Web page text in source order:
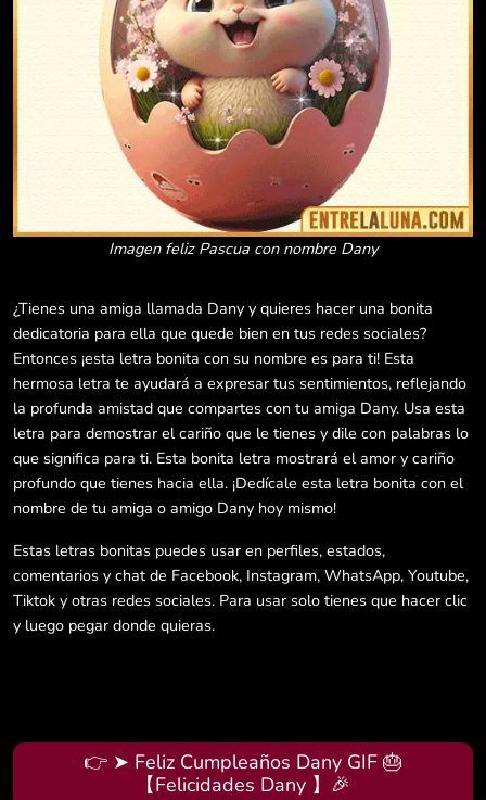
Imagen feliz Pascua con nombre Dany
¿Tienes una amiga llamada Dany y quieres hacer una bonita
dedicatoria para ella que quede bien en tus redes sociales?
Entonces ¡esta letra bonita con su nombre es para ti! Esta
hermosa letra te ayudará a expresar tus sentimientos, reflejando
la profunda amistad que compartes con tu amiga Dany. Usa esta
letra para demostrar el cariño que le tienes y dile con palabras lo
que significa para ti. Esta bonita letra mostrará el amor y cariño
profundo que tienes hacia ella. ¡Dedícale esta letra bonita con el
nombre de tu amiga o amigo Dany hoy mismo!
Estas letras bonitas puedes usar en perfiles, estados,
comentarios y chat de Facebook, Instagram, WhatsApp, Youtube,
Tiktok y otras redes sociales. Para usar solo tienes que hacer clic
y luego pegar donde quieras.
👉 ➤ Feliz Cumpleaños Dany GIF 🎂
【Felicidades Dany 】🎉